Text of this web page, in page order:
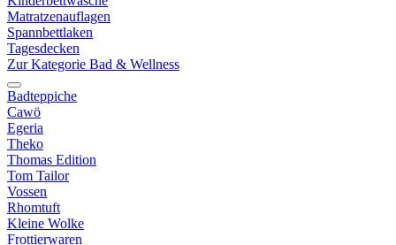
Matratzenauflagen
Spannbettlaken
Tagesdecken
Zur Kategorie Bad & Wellness
Badteppiche
Cawö
Egeria
Theko
Thomas Edition
Tom Tailor
Vossen
Rhomtuft
Kleine Wolke
Frottierwaren